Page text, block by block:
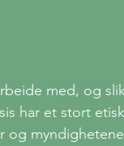
med, og
har et stort
og